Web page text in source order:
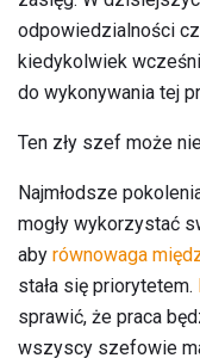
odpowiedzialności
kiedykolwiek
do wykonywania tej
Ten zły szef może
Najmłodsze
mogły wykorzystać
aby równowaga
stała się priorytetem.
sprawić, że praca
wszyscy szefowie